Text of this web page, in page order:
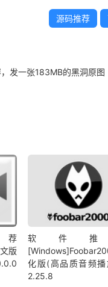
源码推荐
发一张183MB的黑洞原图
版
软件推
化版(高品质音频
2.25.8